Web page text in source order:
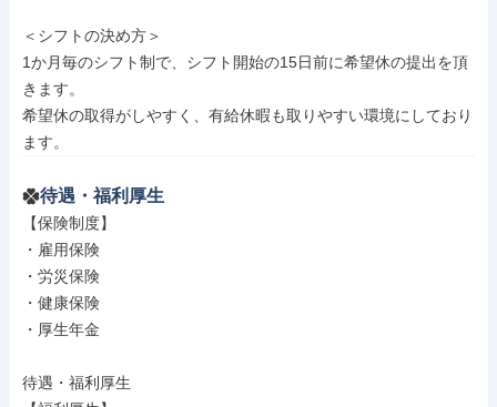
＜シフトの決め方＞
1か月毎のシフト制で、シフト開始の15日前に希望休の提出を頂
きます。
希望休の取得がしやすく、有給休暇も取りやすい環境にしており
ます。
待遇・福利厚生
【保険制度】
・雇用保険
・労災保険
・健康保険
・厚生年金
待遇・福利厚生